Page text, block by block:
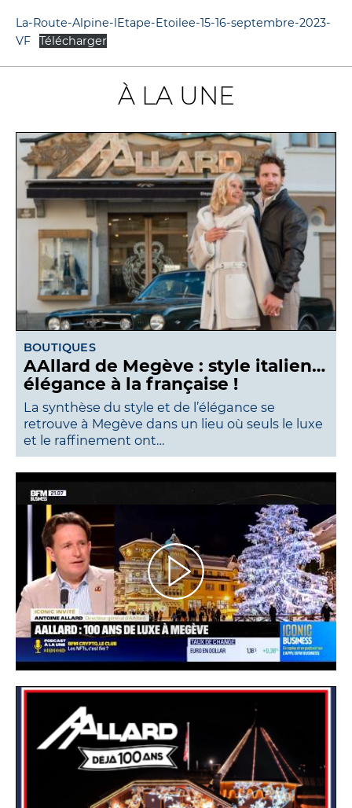
La-Route-Alpine-lEtape-Etoilee-15-16-septembre-2023-
VF
Télécharger
À LA UNE
BOUTIQUES
AAllard de Megève : style italien…
élégance à la française !
La synthèse du style et de l’élégance se
retrouve à Megève dans un lieu où seuls le luxe
et le raffinement ont…